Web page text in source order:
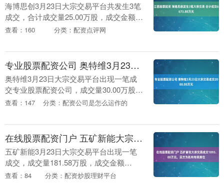
海博思创3月23日大宗交易平台共发生3笔
成交，合计成交量25.00万股，成交金额
6673.80万元。以折溢价进行统计，今日有
查看：160 分类：配资点评网
专业股票配资公司 奥特维3月23日大宗交易成交2088.00万元
奥特维3月23日大宗交易平台出现一笔成
交专业股票配资公司，成交量30.00万股，
成交金额2088.00万元，大宗交易成交价为
查看：147 分类：配资公司是怎么运作的
在线股票配资门户 五矿新能大宗交易成交1893.88万元，买方为机构专用席位
五矿新能3月23日大宗交易平台出现一笔
成交，成交量181.58万股，成交金额
1893.88万元在线股票配资门户，大宗交易
查看：84 分类：配资炒股理财平台